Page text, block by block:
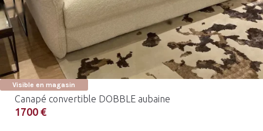
Visible en magasin
Canapé convertible DOBBLE aubaine
1700 €